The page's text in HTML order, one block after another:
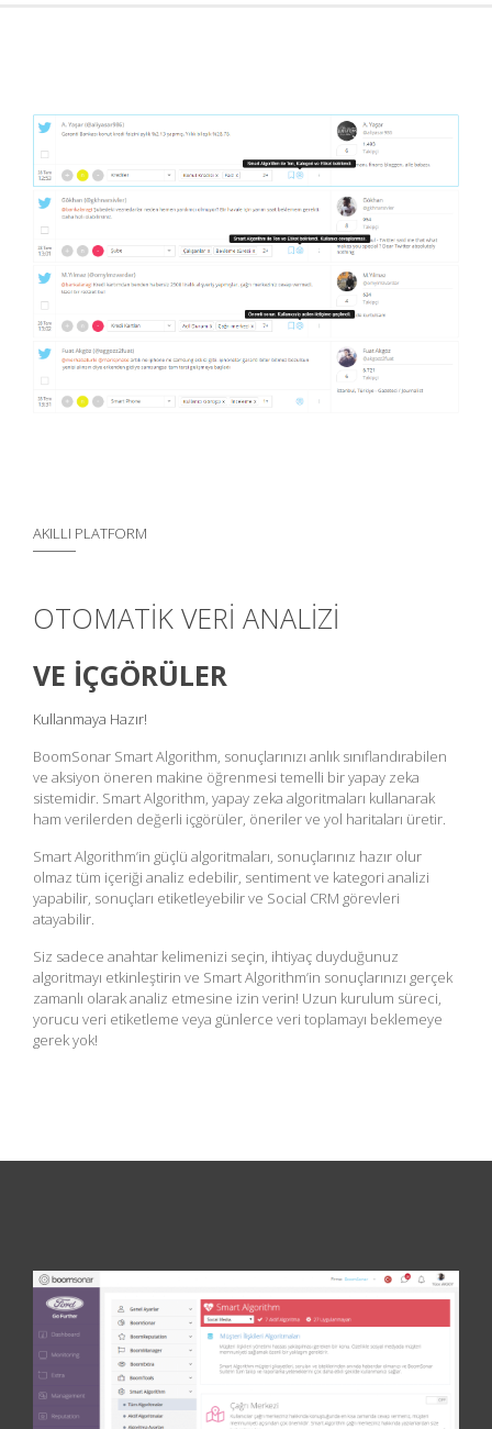
AKILLI PLATFORM
OTOMATİK VERİ ANALİZİ
VE İÇGÖRÜLER
Kullanmaya Hazır!
BoomSonar Smart Algorithm, sonuçlarınızı anlık sınıflandırabilen
ve aksiyon öneren makine öğrenmesi temelli bir yapay zeka
sistemidir. Smart Algorithm, yapay zeka algoritmaları kullanarak
ham verilerden değerli içgörüler, öneriler ve yol haritaları üretir.
Smart Algorithm’in güçlü algoritmaları, sonuçlarınız hazır olur
olmaz tüm içeriği analiz edebilir, sentiment ve kategori analizi
yapabilir, sonuçları etiketleyebilir ve Social CRM görevleri
atayabilir.
Siz sadece anahtar kelimenizi seçin, ihtiyaç duyduğunuz
algoritmayı etkinleştirin ve Smart Algorithm’in sonuçlarınızı gerçek
zamanlı olarak analiz etmesine izin verin! Uzun kurulum süreci,
yorucu veri etiketleme veya günlerce veri toplamayı beklemeye
gerek yok!